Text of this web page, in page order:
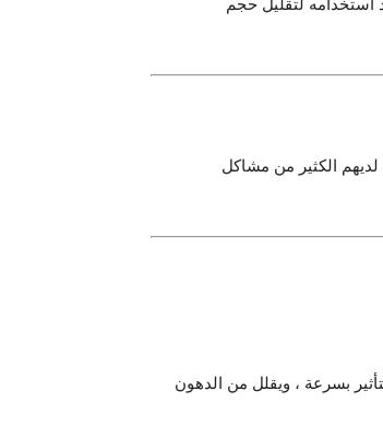
الكثير من مشاكل
بسرعة ، ويقلل من الدهون